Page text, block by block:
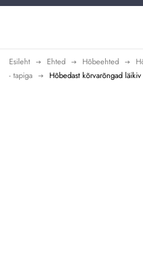
Esileht Ehted Hõbeehted
- tapiga
Hõbedast kõrvarõngad